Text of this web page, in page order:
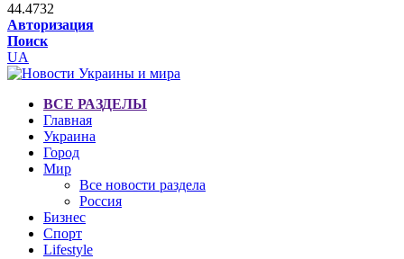
44.4732
Авторизация
Поиск
UA
ВСЕ РАЗДЕЛЫ
Главная
Украина
Город
Мир
Все новости раздела
Россия
Бизнес
Спорт
Lifestyle